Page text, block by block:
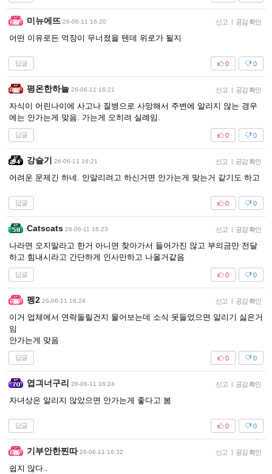
미뉴에뜨 26-06-11 16:20 신고 | 공감 확인
어떤 이유로든 억장이 무너졌을 텐데 위로가 될지
답글 0
0
평온한하늘 26-06-11 16:21 신고 | 공감 확인
자식이 어린나이에 사고나 질병으로 사망해서 주변에 알리지 않는 경우
에는 안가는게 맞음. 가는게 오히려 실례임.
답글 0
0
강슬기 26-06-11 16:21 신고 | 공감 확인
어려운 문제긴 하네. 안알리려고 하신거면 안가는게 맞는거 같기도 하고
답글 0
0
Catscats 26-06-11 16:23 신고 | 공감 확인
나라면 오지말라고 한거 아니면 찾아가서 들어가진 않고 부의금만 전달
하고 힘내시라고 간단하게 인사만하고 나올거같음
답글 0
0
펭2 26-06-11 16:24 신고 | 공감 확인
이거 업체에서 연락돌릴건지 물어보는데 소식 못들었으면 알리기 싫은거
임
안가는게 맞음
답글 0
0
엽긔너구리 26-06-11 16:24 신고 | 공감 확인
자녀상은 알리지 않았으면 안가는게 좋다고 봄
답글 0
0
기부안한찐따 26-06-11 16:32 신고 | 공감 확인
쉽지 않다..